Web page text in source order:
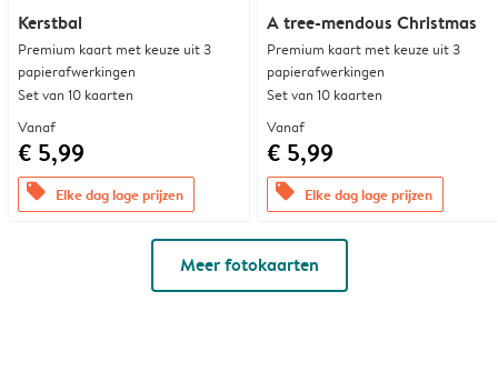
Kerstbal
Premium kaart met keuze uit 3
papierafwerkingen
Set van 10 kaarten
Vanaf
€ 5,99
offers Elke dag lage prijzen
A tree-mendous Christmas
Premium kaart met keuze uit 3
papierafwerkingen
Set van 10 kaarten
Vanaf
€ 5,99
offers Elke dag lage prijzen
Meer fotokaarten